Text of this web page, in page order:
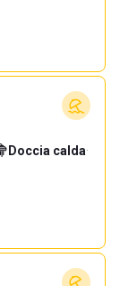
Doccia calda·